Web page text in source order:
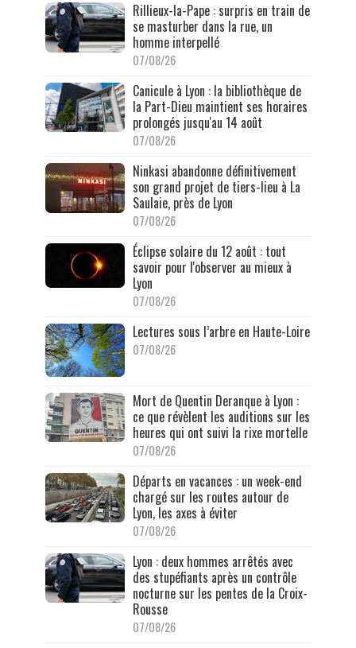
Rillieux-la-Pape : surpris en train de
se masturber dans la rue, un
homme interpellé
07/08/26
Canicule à Lyon : la bibliothèque de
la Part-Dieu maintient ses horaires
prolongés jusqu'au 14 août
07/08/26
Ninkasi abandonne définitivement
son grand projet de tiers-lieu à La
Saulaie, près de Lyon
07/08/26
Éclipse solaire du 12 août : tout
savoir pour l'observer au mieux à
Lyon
07/08/26
Lectures sous l’arbre en Haute-Loire
07/08/26
Mort de Quentin Deranque à Lyon :
ce que révèlent les auditions sur les
heures qui ont suivi la rixe mortelle
07/08/26
Départs en vacances : un week-end
chargé sur les routes autour de
Lyon, les axes à éviter
07/08/26
Lyon : deux hommes arrêtés avec
des stupéfiants après un contrôle
nocturne sur les pentes de la Croix-
Rousse
07/08/26